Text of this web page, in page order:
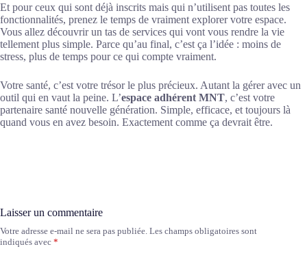
Et pour ceux qui sont déjà inscrits mais qui n’utilisent pas toutes les
fonctionnalités, prenez le temps de vraiment explorer votre espace.
Vous allez découvrir un tas de services qui vont vous rendre la vie
tellement plus simple. Parce qu’au final, c’est ça l’idée : moins de
stress, plus de temps pour ce qui compte vraiment.
Votre santé, c’est votre trésor le plus précieux. Autant la gérer avec un
outil qui en vaut la peine. L’espace adhérent MNT, c’est votre
partenaire santé nouvelle génération. Simple, efficace, et toujours là
quand vous en avez besoin. Exactement comme ça devrait être.
Laisser un commentaire
Votre adresse e-mail ne sera pas publiée. Les champs obligatoires sont
indiqués avec *
A
l